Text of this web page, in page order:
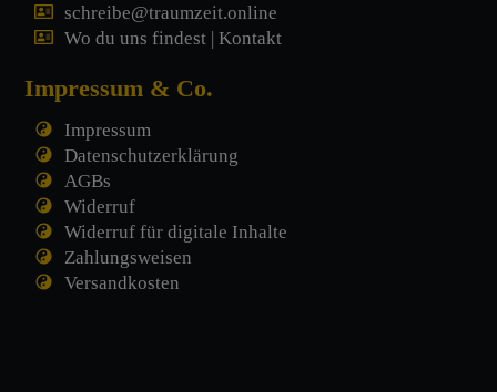
schreibe@traumzeit.online
Wo du uns findest | Kontakt
Impressum & Co.
Impressum
Datenschutzerklärung
AGBs
Widerruf
Widerruf für digitale Inhalte
Zahlungsweisen
Versandkosten